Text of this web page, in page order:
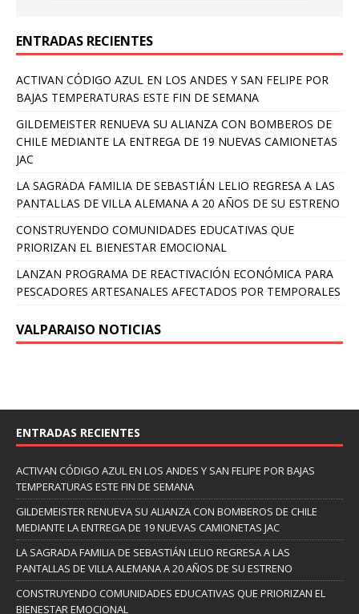
ENTRADAS RECIENTES
ACTIVAN CÓDIGO AZUL EN LOS ANDES Y SAN FELIPE POR
BAJAS TEMPERATURAS ESTE FIN DE SEMANA
GILDEMEISTER RENUEVA SU ALIANZA CON BOMBEROS DE
CHILE MEDIANTE LA ENTREGA DE 19 NUEVAS CAMIONETAS
JAC
LA SAGRADA FAMILIA DE SEBASTIÁN LELIO REGRESA A LAS
PANTALLAS DE VILLA ALEMANA A 20 AÑOS DE SU ESTRENO
CONSTRUYENDO COMUNIDADES EDUCATIVAS QUE
PRIORIZAN EL BIENESTAR EMOCIONAL
LANZAN PROGRAMA DE REACTIVACIÓN ECONÓMICA PARA
PESCADORES ARTESANALES AFECTADOS POR TEMPORALES
VALPARAISO NOTICIAS
ENTRADAS RECIENTES
ACTIVAN CÓDIGO AZUL EN LOS ANDES Y SAN FELIPE POR BAJAS
TEMPERATURAS ESTE FIN DE SEMANA
GILDEMEISTER RENUEVA SU ALIANZA CON BOMBEROS DE CHILE
MEDIANTE LA ENTREGA DE 19 NUEVAS CAMIONETAS JAC
LA SAGRADA FAMILIA DE SEBASTIÁN LELIO REGRESA A LAS
PANTALLAS DE VILLA ALEMANA A 20 AÑOS DE SU ESTRENO
CONSTRUYENDO COMUNIDADES EDUCATIVAS QUE PRIORIZAN EL
BIENESTAR EMOCIONAL